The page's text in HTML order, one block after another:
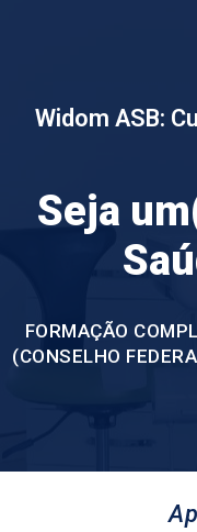
Widom ASB:
Seja
FORMAÇÃO
(CONSELHO